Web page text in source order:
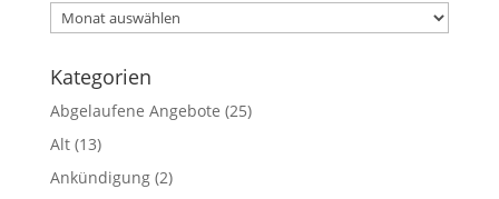
Archiv
Kategorien
Abgelaufene Angebote (25)
Alt(13)
Ankündigung(2)